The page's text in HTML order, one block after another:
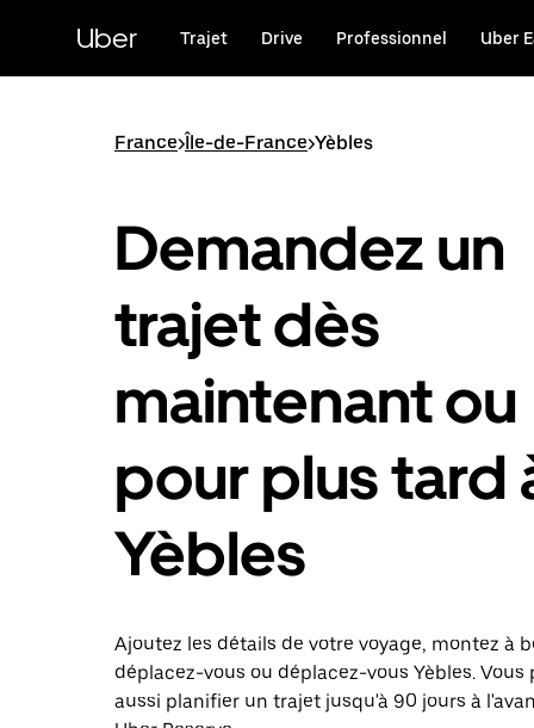
principal
Uber Trajet Drive Professionnel Uber
France>Île-de-France>Yèbles
Demandez un
trajet dès
maintenant ou
pour plus tard
Yèbles
Ajoutez les détails de votre voyage, montez à
déplacez-vous ou déplacez-vous Yèbles. Vous
aussi planifier un trajet jusqu'à 90 jours à